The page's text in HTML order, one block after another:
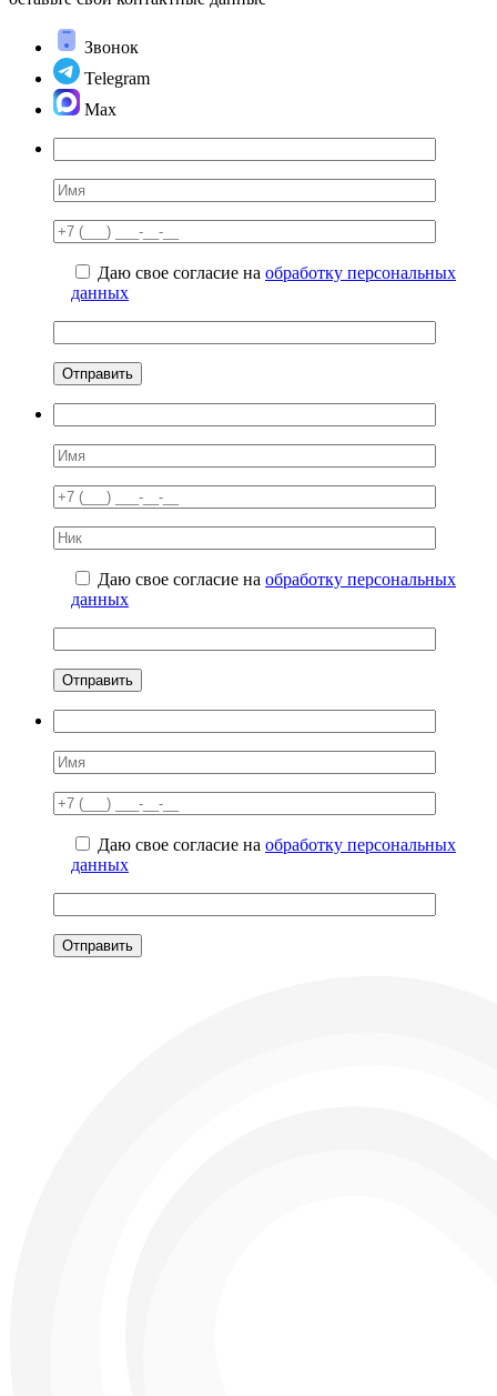
Звонок
Telegram
Max
Даю свое согласие на обработку персональных
данных
Даю свое согласие на обработку персональных
данных
Даю свое согласие на обработку персональных
данных